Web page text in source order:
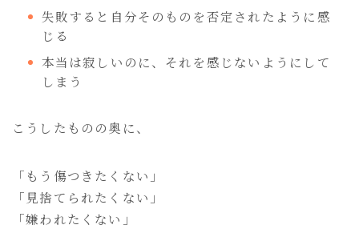
失敗すると自分そのものを否定されたように感
じる
本当は寂しいのに、それを感じないようにして
しまう
こうしたものの奥に、
「もう傷つきたくない」
「見捨てられたくない」
「嫌われたくない」